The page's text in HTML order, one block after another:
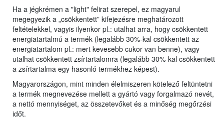
Ha a jégkrémen a "light" felirat szerepel, ez magyarul
megegyezik a „csökkentett” kifejezésre meghatározott
feltételekkel, vagyis ilyenkor pl.: utalhat arra, hogy csökkentett
energiatartalmú a termék (legalább 30%-kal csökkentett az
energiatartalom pl.: mert kevesebb cukor van benne), vagy
utalhat csökkentett zsírtartalomra (legalább 30%-kal csökkentett
a zsírtartalma egy hasonló termékhez képest).
Magyarországon, mint minden élelmiszeren kötelező feltüntetni
a termék megnevezése mellett a gyártó vagy forgalmazó nevét,
a nettó mennyiséget, az összetevőket és a minőség megőrzési
időt.